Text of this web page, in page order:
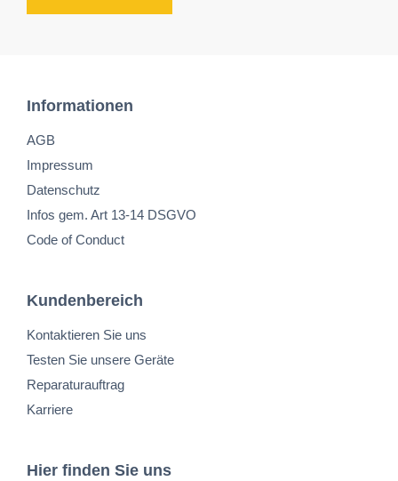
Informationen
AGB
Impressum
Datenschutz
Infos gem. Art 13-14 DSGVO
Code of Conduct
Kundenbereich
Kontaktieren Sie uns
Testen Sie unsere Geräte
Reparaturauftrag
Karriere
Hier finden Sie uns